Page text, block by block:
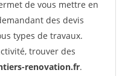
de vous mettre en
des devis
types de travaux.
trouver des
renovation.fr.